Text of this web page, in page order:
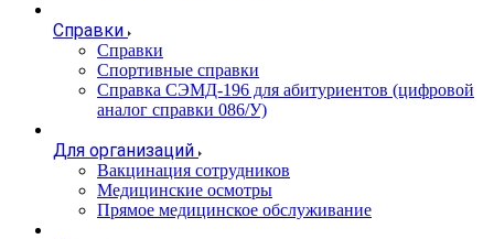
Справки
Справки
Спортивные справки
Справка СЭМД‑196 для абитуриентов (цифровой
аналог справки 086/У)
Для организаций
Вакцинация сотрудников
Медицинские осмотры
Прямое медицинское обслуживание